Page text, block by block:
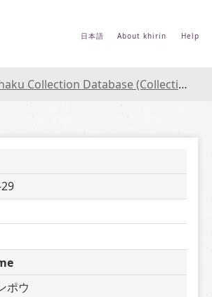
日本語 About khirin Help
Database (Collections Database of the National Museum of Japanese History)
ポウ